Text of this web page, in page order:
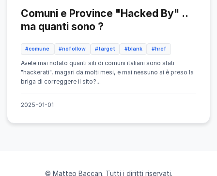
Comuni e Province "Hacked By" ..
ma quanti sono ?
#comune #nofollow #target #blank #href
Avete mai notato quanti siti di comuni italiani sono stati
"hackerati", magari da molti mesi, e mai nessuno si è preso la
briga di correggere il sito?...
2025-01-01
© Matteo Baccan. Tutti i diritti riservati.